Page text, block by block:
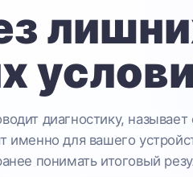
диагностику, называет
именно для вашего
понимать итоговый